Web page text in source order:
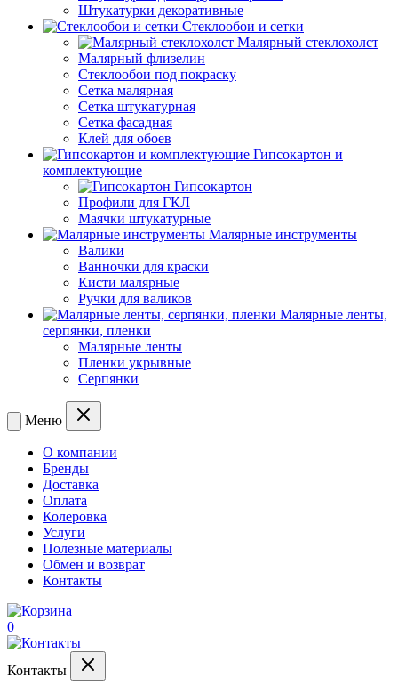
Штукатурки декоративные
Стеклообои и сетки
Малярный стеклохолст
Малярный флизелин
Стеклообои под покраску
Сетка малярная
Сетка штукатурная
Сетка фасадная
Клей для обоев
Гипсокартон и
комплектующие
Гипсокартон
Профили для ГКЛ
Маячки штукатурные
Малярные инструменты
Валики
Ванночки для краски
Кисти малярные
Ручки для валиков
Малярные ленты,
серпянки, пленки
Малярные ленты
Пленки укрывные
Серпянки
Меню
О компании
Бренды
Доставка
Оплата
Колеровка
Услуги
Полезные материалы
Обмен и возврат
Контакты
0
Контакты